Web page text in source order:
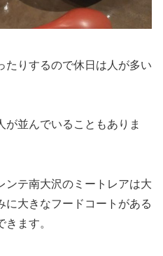
たりするので休日は人が多い
並んでいることもありま
ンテ南大沢のミートレアは大
に大きなフードコートがある
ます。